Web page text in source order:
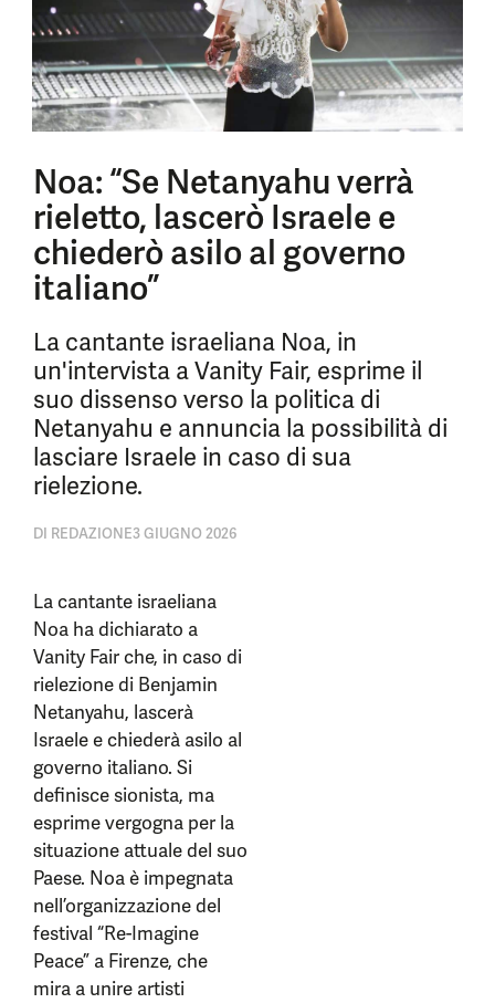
Noa: “Se Netanyahu verrà
rieletto, lascerò Israele e
chiederò asilo al governo
italiano”
La cantante israeliana Noa, in
un'intervista a Vanity Fair, esprime il
suo dissenso verso la politica di
Netanyahu e annuncia la possibilità di
lasciare Israele in caso di sua
rielezione.
DI REDAZIONE3 GIUGNO 2026
La cantante israeliana
Noa ha dichiarato a
Vanity Fair che, in caso di
rielezione di Benjamin
Netanyahu, lascerà
Israele e chiederà asilo al
governo italiano. Si
definisce sionista, ma
esprime vergogna per la
situazione attuale del suo
Paese. Noa è impegnata
nell’organizzazione del
festival “Re-Imagine
Peace” a Firenze, che
mira a unire artisti